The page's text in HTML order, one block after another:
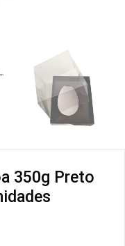
350g Preto